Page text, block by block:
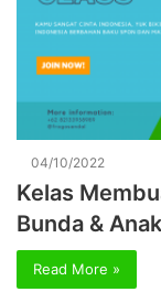
04/10/2022
Kelas
Bunda & Anak
Read More »